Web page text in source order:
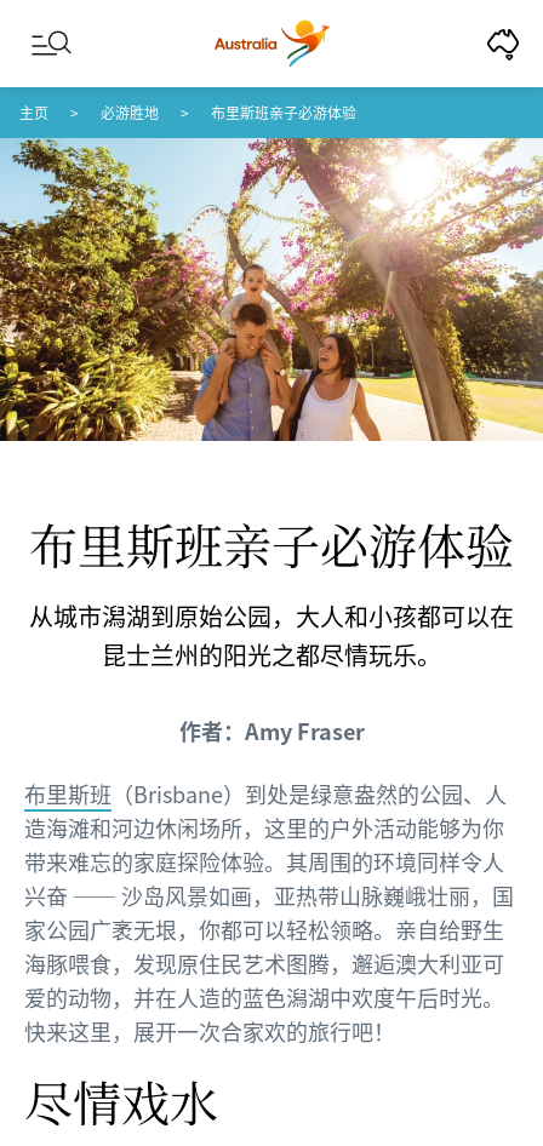
Skip to content
Skip to footer navigation
主页 必游胜地 布里斯班亲子必游体验
布里斯班亲子必游体验
从城市潟湖到原始公园，大人和小孩都可以在
昆士兰州的阳光之都尽情玩乐。
作者：Amy Fraser
布里斯班 （Brisbane）到处是绿意盎然的公园、人
造海滩和河边休闲场所，这里的户外活动能够为你
带来难忘的家庭探险体验。其周围的环境同样令人
兴奋 —— 沙岛风景如画，亚热带山脉巍峨壮丽，国
家公园广袤无垠，你都可以轻松领略。亲自给野生
海豚喂食，发现原住民艺术图腾，邂逅澳大利亚可
爱的动物，并在人造的蓝色潟湖中欢度午后时光。
快来这里，展开一次合家欢的旅行吧！
尽情戏水